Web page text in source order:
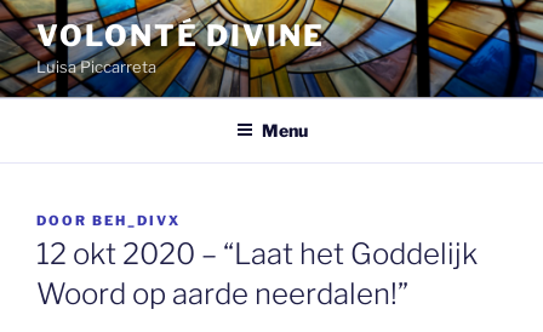
Spring
naar
de
inhoud
VOLONTÉ DIVINE
Luisa Piccarreta
Menu
GEPLAATST
OP
DOOR BEH_DIVX
12 okt 2020 – “Laat het Goddelijk
Woord op aarde neerdalen!”